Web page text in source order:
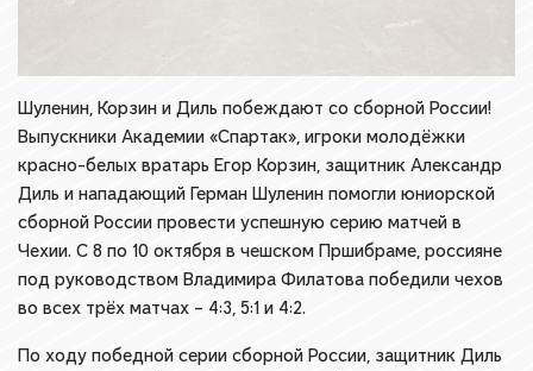
Шуленин, Корзин и Диль побеждают со сборной России!
Выпускники Академии «Спартак», игроки молодёжки
красно-белых вратарь Егор Корзин, защитник Александр
Диль и нападающий Герман Шуленин помогли юниорской
сборной России провести успешную серию матчей в
Чехии. С 8 по 10 октября в чешском Пршибраме, россияне
под руководством Владимира Филатова победили чехов
во всех трёх матчах – 4:3, 5:1 и 4:2.
По ходу победной серии сборной России, защитник Диль